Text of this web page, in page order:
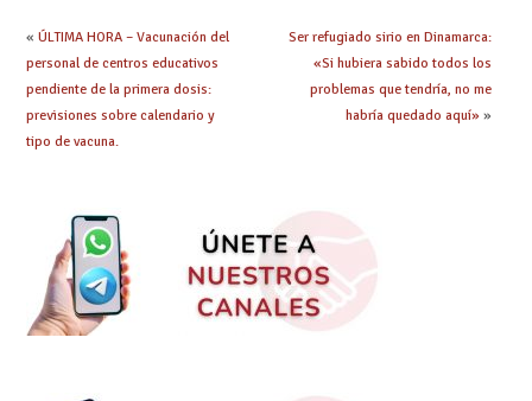
« ÚLTIMA HORA – Vacunación del
personal de centros educativos
pendiente de la primera dosis:
previsiones sobre calendario y
tipo de vacuna.
Ser refugiado sirio en Dinamarca:
«Si hubiera sabido todos los
problemas que tendría, no me
habría quedado aquí» »